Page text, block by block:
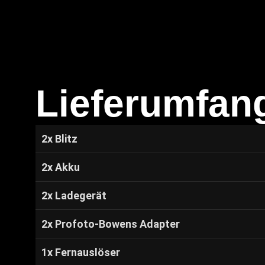
2x Blitz
2x Akku
2x Ladegerät
2x Profoto-Bowens Adapter
1x Fernauslöser